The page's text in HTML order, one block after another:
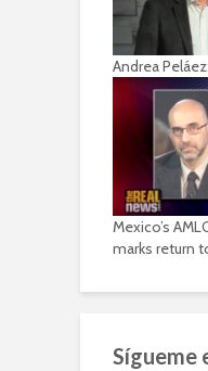
Andrea
Mexico’s
marks return
Sígueme